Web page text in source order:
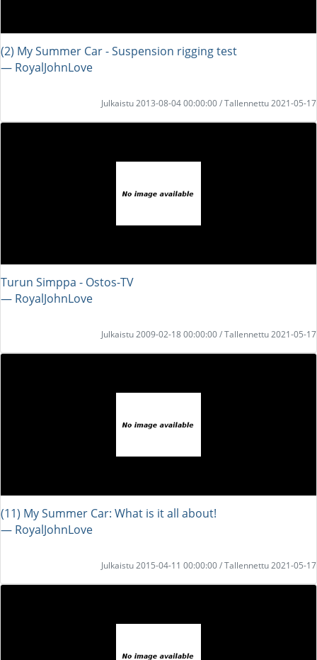
(2) My Summer Car - Suspension rigging test
― RoyalJohnLove
Julkaistu 2013-08-04 00:00:00 / Tallennettu 2021-05-17
Turun Simppa - Ostos-TV
― RoyalJohnLove
Julkaistu 2009-02-18 00:00:00 / Tallennettu 2021-05-17
(11) My Summer Car: What is it all about!
― RoyalJohnLove
Julkaistu 2015-04-11 00:00:00 / Tallennettu 2021-05-17